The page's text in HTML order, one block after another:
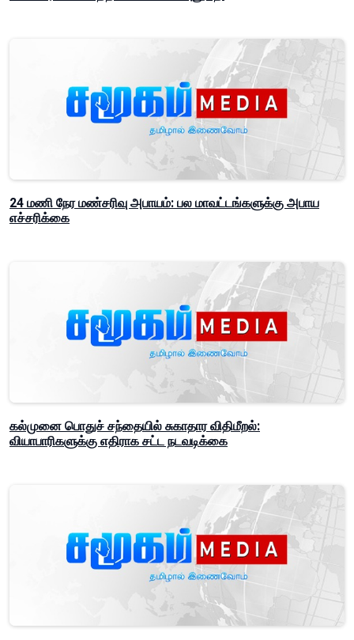
24 மணி நேர மண்சரிவு அபாயம்: பல மாவட்டங்களுக்கு அபாய
எச்சரிக்கை
கல்முனை பொதுச் சந்தையில் சுகாதார விதிமீறல்:
வியாபாரிகளுக்கு எதிராக சட்ட நடவடிக்கை